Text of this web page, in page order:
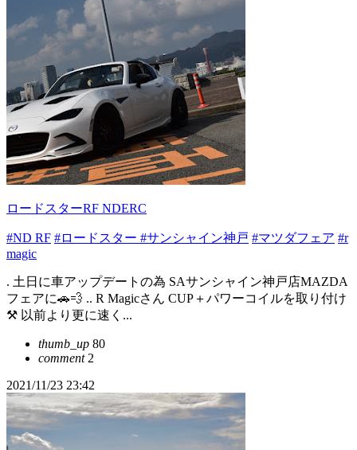
ロードスターRF NDERC
#ND RF #ロードスター #サンシャイン神戸 #マツダフェア #r
magic
. 土日に車アップデートの為 SAサンシャイン神戸店MAZDA
フェアに🚗💨 .. R Magicさん CUP＋パワーコイルを取り付け
⚒️ 以前より更に速く...
thumb_up 80
comment2
2021/11/23 23:42